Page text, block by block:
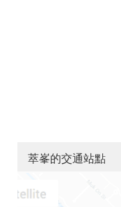
萃峯的交通站點